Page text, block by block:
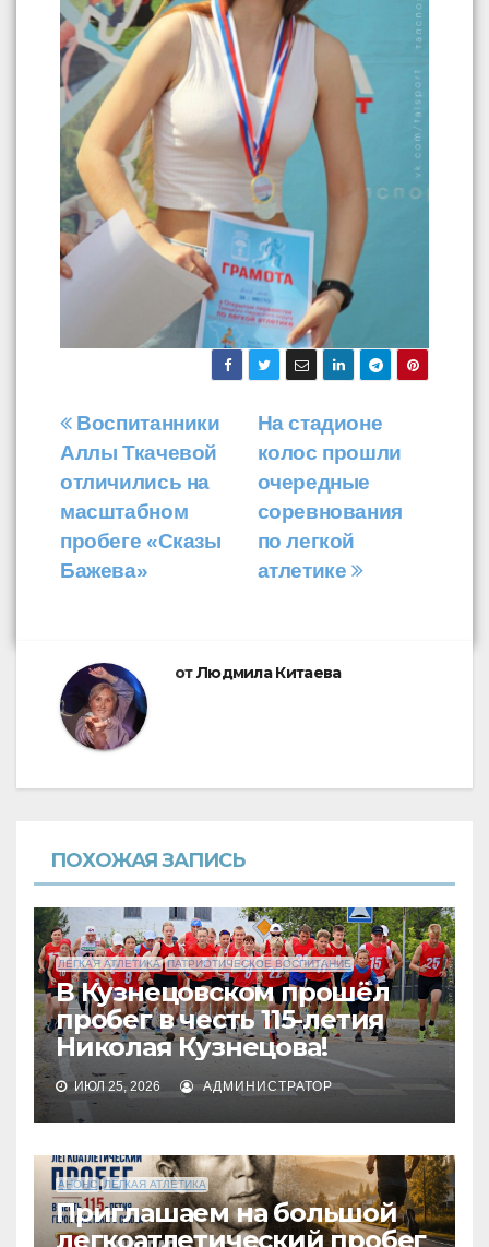
Навигация
по
записям
На стадионе
колос прошли
очередные
соревнования
по легкой
атлетике
Воспитанники
Аллы Ткачевой
отличились на
масштабном
пробеге «Сказы
Бажева»
отЛюдмила Китаева
ПОХОЖАЯ ЗАПИСЬ
ЛЕГКАЯ АТЛЕТИКА ПАТРИОТИЧЕСКОЕ ВОСПИТАНИЕ
В Кузнецовском прошёл
пробег в честь 115-летия
Николая Кузнецова!
ИЮЛ 25, 2026 АДМИНИСТРАТОР
АНОНС ЛЕГКАЯ АТЛЕТИКА
Приглашаем на большой
легкоатлетический пробег